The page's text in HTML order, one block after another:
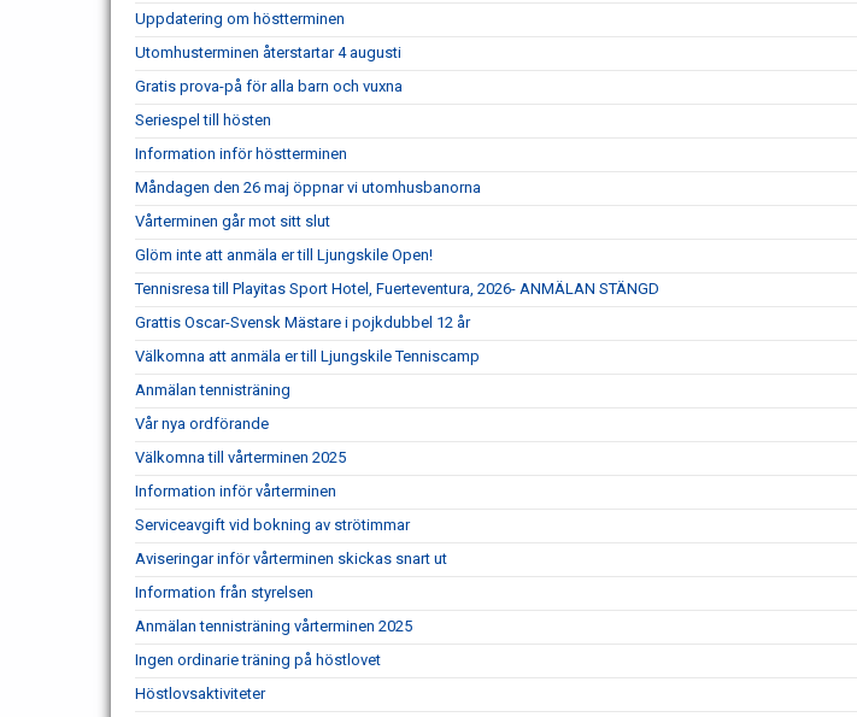
Uppdatering om höstterminen
Utomhusterminen återstartar 4 augusti
Gratis prova-på för alla barn och vuxna
Seriespel till hösten
Information inför höstterminen
Måndagen den 26 maj öppnar vi utomhusbanorna
Vårterminen går mot sitt slut
Glöm inte att anmäla er till Ljungskile Open!
Tennisresa till Playitas Sport Hotel, Fuerteventura, 2026- ANMÄLAN STÄNGD
Grattis Oscar-Svensk Mästare i pojkdubbel 12 år
Välkomna att anmäla er till Ljungskile Tenniscamp
Anmälan tennisträning
Vår nya ordförande
Välkomna till vårterminen 2025
Information inför vårterminen
Serviceavgift vid bokning av strötimmar
Aviseringar inför vårterminen skickas snart ut
Information från styrelsen
Anmälan tennisträning vårterminen 2025
Ingen ordinarie träning på höstlovet
Höstlovsaktiviteter